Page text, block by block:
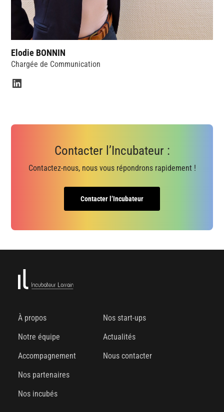
Elodie BONNIN
Chargée de Communication
Contacter l’Incubateur :
Contactez-nous, nous vous répondrons rapidement !
Contacter l’Incubateur
À propos
Notre équipe
Accompagnement
Nos partenaires
Nos incubés
Nos start-ups
Actualités
Nous contacter